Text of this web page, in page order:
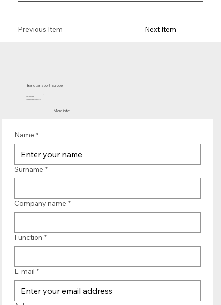
Next Item
Previous Item
Bandtransport Europe
More info:
Name *
Surname *
Company name *
Function *
E-mail *